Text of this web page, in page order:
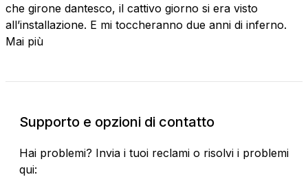
che girone dantesco, il cattivo giorno si era visto
all’installazione. E mi toccheranno due anni di inferno.
Mai più
Supporto e opzioni di contatto
Hai problemi? Invia i tuoi reclami o risolvi i problemi
qui: